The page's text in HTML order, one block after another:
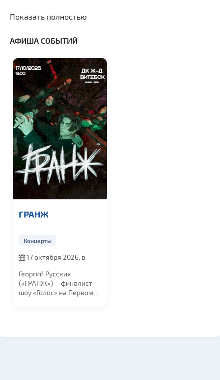
Показать полностью
АФИША СОБЫТИЙ
ГРАНЖ
Концерты
17 октября 2026, в
Георгий Русских
(«ГРАНЖ»)— финалист
шоу «Голос» на Первом